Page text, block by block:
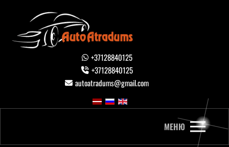
+37128840125
+37128840125
autoatradums@gmail.com
МЕНЮ